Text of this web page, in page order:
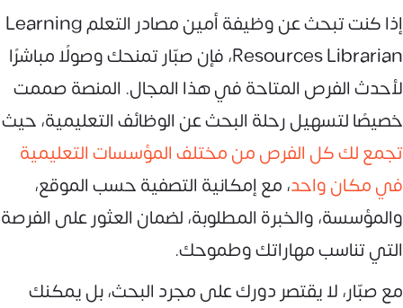
إذا كنت تبحث عن وظيفة أمين مصادر التعلم Learning
Resources Librarian، فإن صبّار تمنحك وصولًا مباشرًا
لأحدث الفرص المتاحة في هذا المجال. المنصة صممت
خصيصًا لتسهيل رحلة البحث عن الوظائف التعليمية، حيث
تجمع لك كل الفرص من مختلف المؤسسات التعليمية
في مكان واحد، مع إمكانية التصفية حسب الموقع،
والمؤسسة، والخبرة المطلوبة، لضمان العثور على الفرصة
التي تناسب مهاراتك وطموحك.
مع صبّار، لا يقتصر دورك على مجرد البحث، بل يمكنك